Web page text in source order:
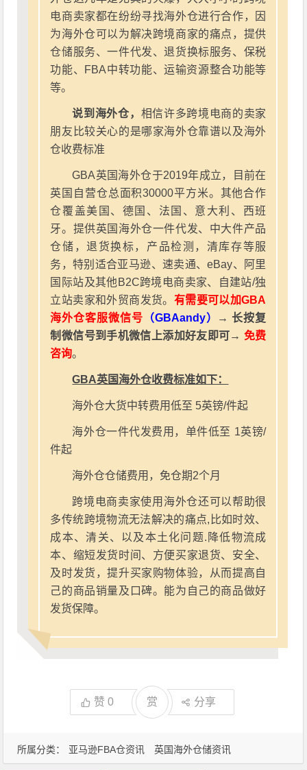
所属分类： 亚马逊FBA仓资讯 英国海外仓储资讯
电商卖家都在纷纷寻找海外仓进行合作，因
为海外仓可以为解决跨境商家的痛点，提供
仓储服务、一件代发、退货换标服务、保税
功能、FBA中转功能、运输资源整合功能等
等。
说到海外仓， 相信许多跨境电商的卖家
朋友比较关心的是哪家海外仓靠谱以及海外
仓收费标准
GBA英国海外仓于2019年成立，目前在
英国自营仓总面积30000平方米。其他合作
仓覆盖美国、德国、法国、意大利、西班
牙。提供英国海外仓一件代发、中大件产品
仓储，退货换标，产品检测，清库存等服
务，特别适合亚马逊、速卖通、eBay、阿里
国际站及其他B2C跨境电商卖家、自建站/独
立站卖家和外贸商发货。 有需要可以加GBA
海外仓客服微信号 （GBAandy）
→ 长按复
制微信号到手机微信上添加好友即可→ 免费
咨询。
GBA英国海外仓收费标准如下：
海外仓大货中转费用低至 5英镑/件起
海外仓一件代发费用，单件低至 1英镑/
件起
海外仓仓储费用，免仓期2个月
跨境电商卖家使用海外仓还可以帮助很
多传统跨境物流无法解决的痛点,比如时效、
成本、清关、以及本土化问题.降低物流成
本、缩短发货时间、方便买家退货、安全、
及时发货，提升买家购物体验，从而提高自
己的商品销量及口碑。能为自己的商品做好
发货保障。
赞0 赏 分享